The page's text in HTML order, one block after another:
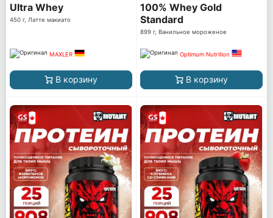
Ultra Whey
450 г, Латте макиато
MAXLER
В корзину
100% Whey Gold
Standard
899 г, Ванильное мороженое
Optimum Nutrition
В корзину